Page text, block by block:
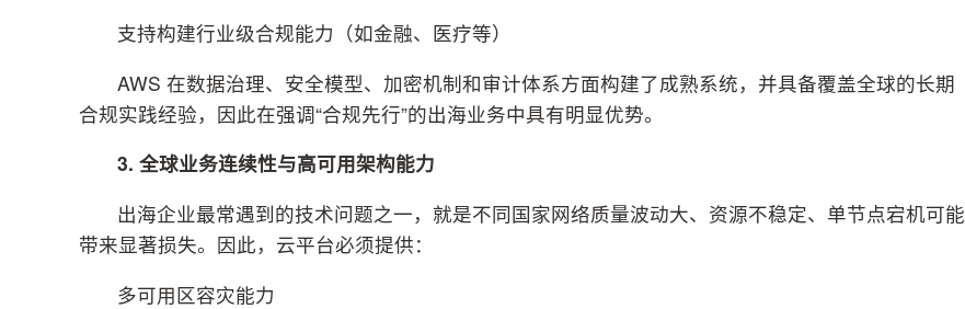
支持构建行业级合规能力（如金融、医疗等）
AWS 在数据治理、安全模型、加密机制和审计体系方面构建了成熟系统，并具备覆盖全球的长期
合规实践经验，因此在强调“合规先行”的出海业务中具有明显优势。
3. 全球业务连续性与高可用架构能力
出海企业最常遇到的技术问题之一，就是不同国家网络质量波动大、资源不稳定、单节点宕机可能
带来显著损失。因此，云平台必须提供：
多可用区容灾能力